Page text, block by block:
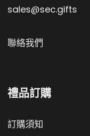
sales@sec.gifts
聯絡我們
禮品訂購
訂購須知